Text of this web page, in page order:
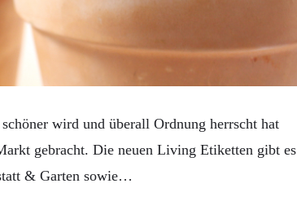
wird und überall Ordnung herrscht hat
gebracht. Die neuen Living Etiketten gibt es
& Garten sowie…